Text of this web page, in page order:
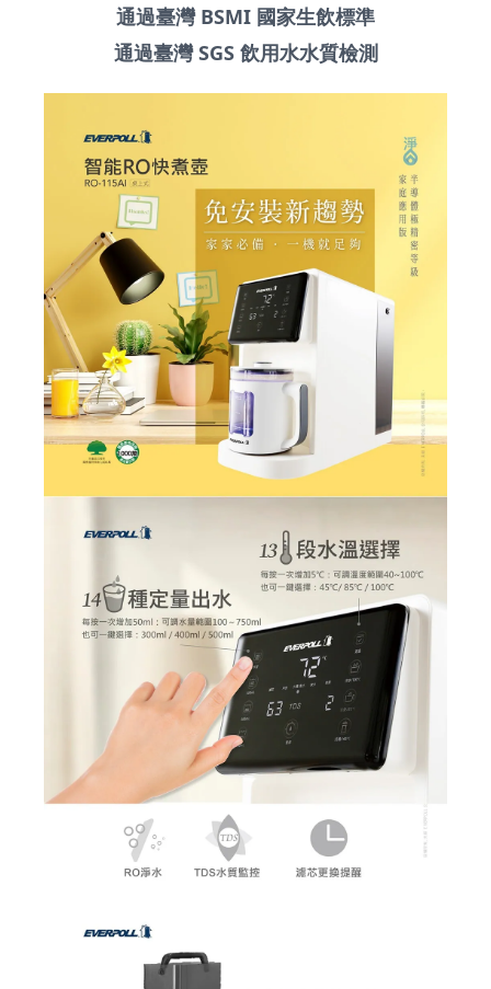
通過臺灣 BSMI 國家生飲標準
通過臺灣 SGS 飲用水水質檢測